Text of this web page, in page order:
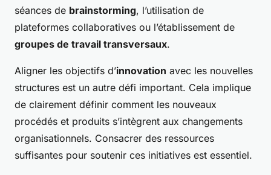
séances de brainstorming, l’utilisation de
plateformes collaboratives ou l’établissement de
groupes de travail transversaux.
Aligner les objectifs d’innovation avec les nouvelles
structures est un autre défi important. Cela implique
de clairement définir comment les nouveaux
procédés et produits s’intègrent aux changements
organisationnels. Consacrer des ressources
suffisantes pour soutenir ces initiatives est essentiel.